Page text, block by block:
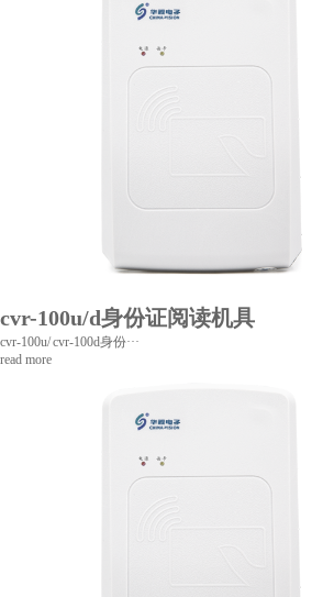
cvr-100u/d身份证阅读机具
cvr-100u/ cvr-100d身份···
read more